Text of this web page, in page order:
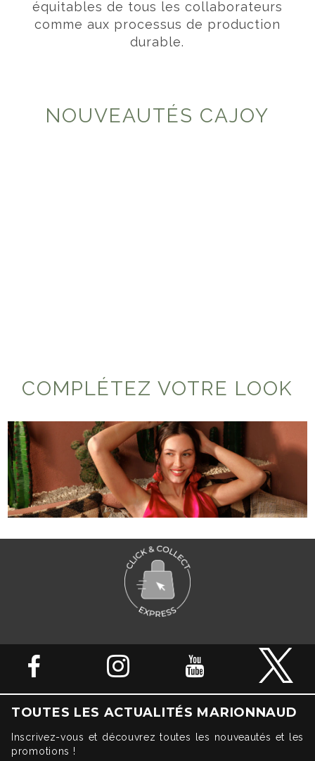
équitables de tous les collaborateurs
comme aux processus de production
durable.
NOUVEAUTÉS CAJOY
COMPLÉTEZ VOTRE LOOK
TOUTES LES ACTUALITÉS MARIONNAUD
Inscrivez-vous et découvrez toutes les nouveautés et les
promotions !